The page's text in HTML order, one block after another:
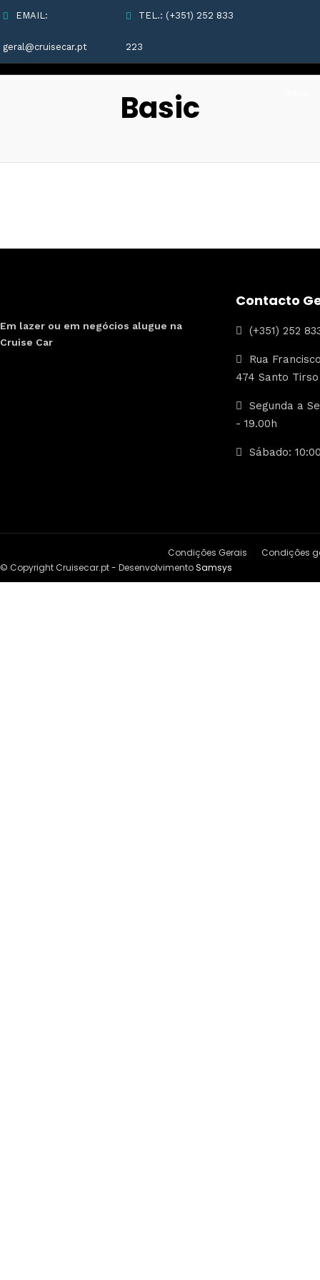
EMAIL:
geral@cruisecar.pt
TEL.: (+351) 252 833
223
Basic
Em lazer ou em negócios alugue na
Cruise Car
Contacto
(+351) 252
Rua
474 Santo Tirso
Segunda a
- 19.00h
Sábado:
Condições Gerais
Condições
© Copyright Cruisecar.pt - DesenvolvimentoSamsys